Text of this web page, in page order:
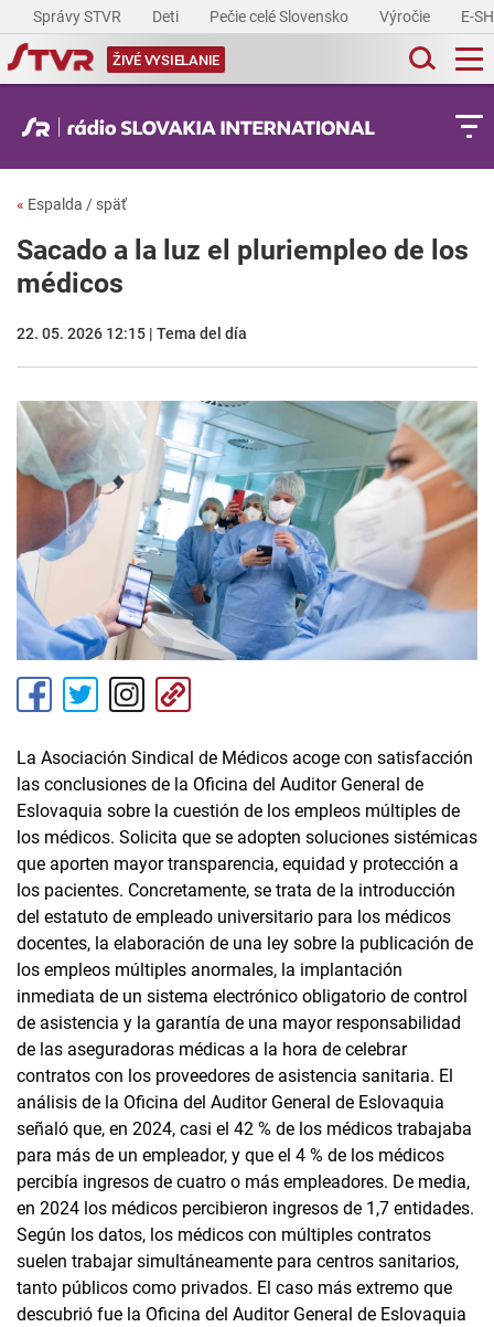
Správy STVR Deti Pečie celé Slovensko Výročie E-
ŽIVÉ VYSIELANIE
« Espalda / späť
Sacado a la luz el pluriempleo de los
médicos
22. 05. 2026 12:15 | Tema del día
La Asociación Sindical de Médicos acoge con satisfacción
las conclusiones de la Oficina del Auditor General de
Eslovaquia sobre la cuestión de los empleos múltiples de
los médicos. Solicita que se adopten soluciones sistémicas
que aporten mayor transparencia, equidad y protección a
los pacientes. Concretamente, se trata de la introducción
del estatuto de empleado universitario para los médicos
docentes, la elaboración de una ley sobre la publicación de
los empleos múltiples anormales, la implantación
inmediata de un sistema electrónico obligatorio de control
de asistencia y la garantía de una mayor responsabilidad
de las aseguradoras médicas a la hora de celebrar
contratos con los proveedores de asistencia sanitaria. El
análisis de la Oficina del Auditor General de Eslovaquia
señaló que, en 2024, casi el 42 % de los médicos trabajaba
para más de un empleador, y que el 4 % de los médicos
percibía ingresos de cuatro o más empleadores. De media,
en 2024 los médicos percibieron ingresos de 1,7 entidades.
Según los datos, los médicos con múltiples contratos
suelen trabajar simultáneamente para centros sanitarios,
tanto públicos como privados. El caso más extremo que
descubrió fue la Oficina del Auditor General de Eslovaquia